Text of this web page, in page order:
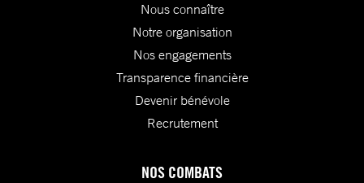
Nous connaître
Notre organisation
Nos engagements
Transparence financière
Devenir bénévole
Recrutement
NOS COMBATS